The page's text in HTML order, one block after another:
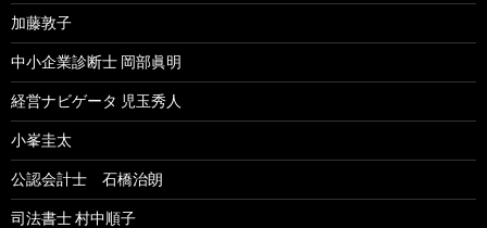
加藤敦子
中小企業診断士 岡部眞明
経営ナビゲータ 児玉秀人
小峯圭太
公認会計士 石橋治朗
司法書士 村中順子